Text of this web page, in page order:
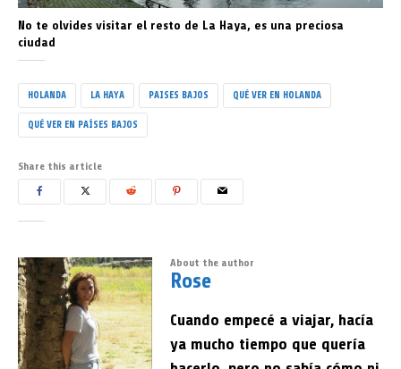
No te olvides visitar el resto de La Haya, es una preciosa
ciudad
HOLANDA LA HAYA PAISES BAJOS QUÉ VER EN HOLANDA
QUÉ VER EN PAÍSES BAJOS
Share this article
About the author
Rose
Cuando empecé a viajar, hacía
ya mucho tiempo que quería